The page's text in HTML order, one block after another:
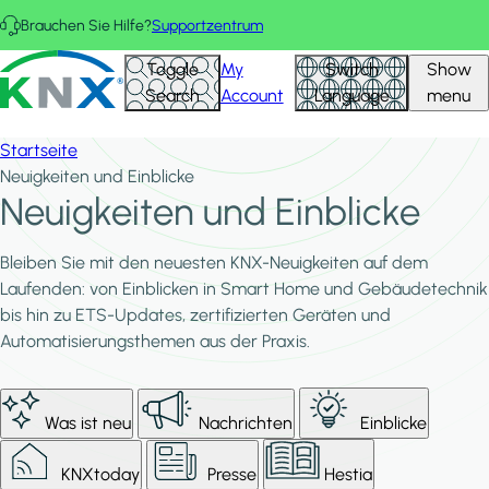
Direkt zum Inhalt
Brauchen Sie Hilfe?Supportzentrum
KNX - Homepage Toggle
Search
My
Account
Switch
Language
Show
menu
Startseite
Neuigkeiten und Einblicke
Neuigkeiten und Einblicke
Bleiben Sie mit den neuesten KNX-Neuigkeiten auf dem
Laufenden: von Einblicken in Smart Home und Gebäudetechnik
bis hin zu ETS-Updates, zertifizierten Geräten und
Automatisierungsthemen aus der Praxis.
Was ist neu Nachrichten Einblicke
KNXtoday Presse Hestia